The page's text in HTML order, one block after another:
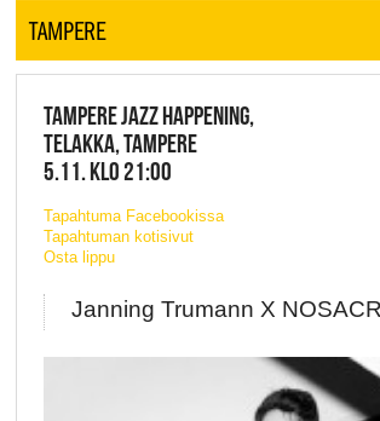
TAMPERE
TAMPERE JAZZ HAPPENING,
TELAKKA, TAMPERE
5.11. KLO 21:00
Tapahtuma Facebookissa
Tapahtuman kotisivut
Osta lippu
Janning Trumann X